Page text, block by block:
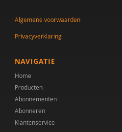
Andre Rietman
Franciska Scholte
Gilbert Smelt
Dorothe Smit
Niels Springveld
Ina van Berckelaer-Onnes
Algemene voorwaarden
Privacyverklaring
NAVIGATIE
Home
Producten
Abonnementen
Abonneren
Klantenservice